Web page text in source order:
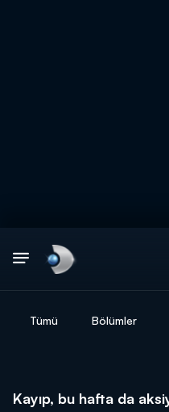
Tümü Bölümler
Kayıp, bu hafta da